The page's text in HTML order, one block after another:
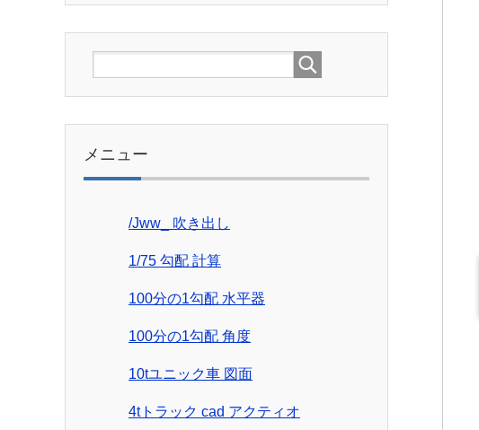
メニュー
/Jww_ 吹き出し
1/75 勾配 計算
100分の1勾配 水平器
100分の1勾配 角度
10tユニック車 図面
4tトラック cad アクティオ